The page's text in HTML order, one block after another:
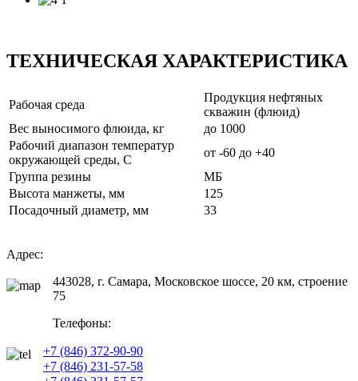
ТЕХНИЧЕСКАЯ ХАРАКТЕРИСТИКА
Рабочая среда
Продукция нефтяных
скважин (флюид)
Вес выносимого флюида, кг
до 1000
Рабочий диапазон температур
окружающей среды, С
от -60 до +40
Группа резины
МБ
Высота манжеты, мм
125
Посадочный диаметр, мм
33
Адрес:
443028, г. Самара, Московское шоссе, 20 км, строение
75
Телефоны:
+7 (846) 372-90-90
+7 (846) 231-57-58